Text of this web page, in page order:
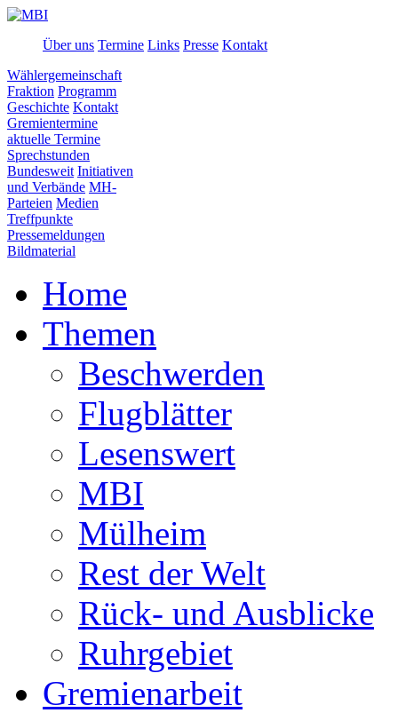
Über uns Termine Links Presse Kontakt
Wählergemeinschaft
Fraktion Programm
Geschichte Kontakt
Gremientermine
aktuelle Termine
Sprechstunden
Bundesweit Initiativen
und Verbände MH-
Parteien Medien
Treffpunkte
Pressemeldungen
Bildmaterial
Home
Themen
Beschwerden
Flugblätter
Lesenswert
MBI
Mülheim
Rest der Welt
Rück- und Ausblicke
Ruhrgebiet
Gremienarbeit